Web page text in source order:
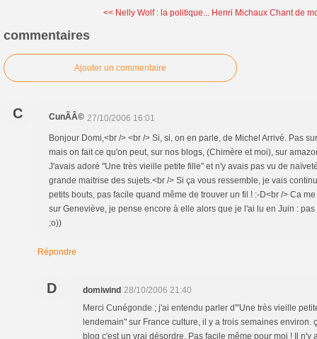
<< Nelly Wolf : la politique... Henri Michaux Chant de
commentaires
Ajouter un commentaire
C CunÃÂ© 27/10/2006 16:01
Bonjour Domi,<br /> <br /> Si, si, on en parle, de Michel Arrivé. Pas
mais on fait ce qu'on peut, sur nos blogs, (Chimère et moi), sur
J'avais adoré "Une très vieille petite fille" et n'y avais pas vu de
grande maitrise des sujets.<br /> Si ça vous ressemble, je vais
petits bouts, pas facile quand même de trouver un fil ! :-D<br /> Ca
sur Geneviève, je pense encore à elle alors que je l'ai lu en Juin :
;o))
Répondre
D domiwind 28/10/2006 21:40
Merci Cunégonde ; j'ai entendu parler d'"Une très vieille
lendemain" sur France culture, il y a trois semaines environ.
blog c'est un vrai désordre. Pas facile même pour moi ! Il n'y